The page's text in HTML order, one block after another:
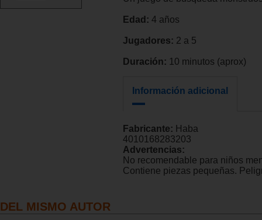
Edad: 4 años
Jugadores: 2 a 5
Duración: 10 minutos (aprox)
Información adicional
Fabricante: Haba
4010168283203
Advertencias:
No recomendable para niños
Contiene piezas pequeñas.
DEL MISMO AUTOR